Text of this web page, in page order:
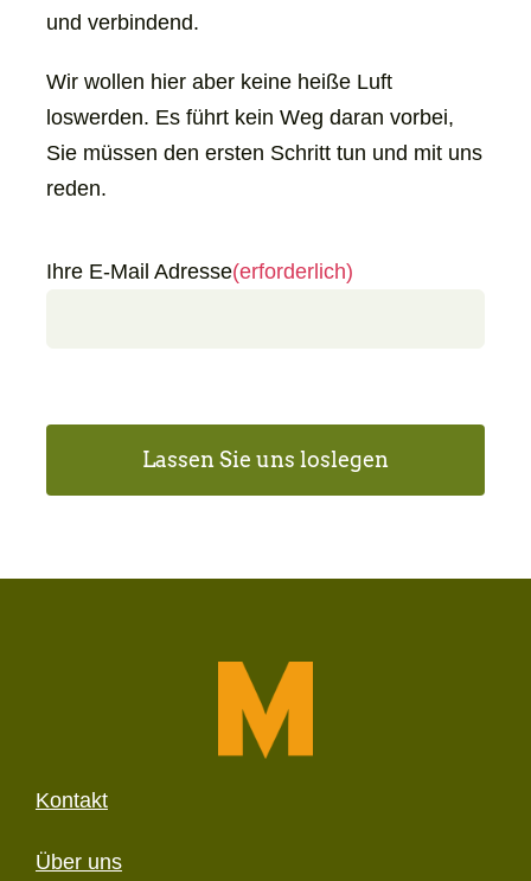
und verbindend.
Wir wollen hier aber keine heiße Luft
loswerden. Es führt kein Weg daran vorbei,
Sie müssen den ersten Schritt tun und mit uns
reden.
Ihre E-Mail Adresse(erforderlich)
Kontakt
Über uns